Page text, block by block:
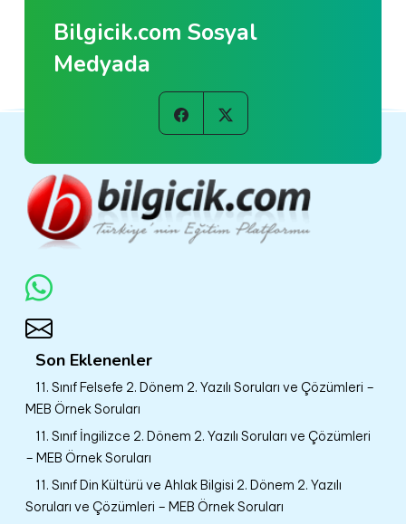
Bilgicik.com Sosyal
Medyada
Son Eklenenler
11. Sınıf Felsefe 2. Dönem 2. Yazılı Soruları ve Çözümleri –
MEB Örnek Soruları
11. Sınıf İngilizce 2. Dönem 2. Yazılı Soruları ve Çözümleri
– MEB Örnek Soruları
11. Sınıf Din Kültürü ve Ahlak Bilgisi 2. Dönem 2. Yazılı
Soruları ve Çözümleri – MEB Örnek Soruları